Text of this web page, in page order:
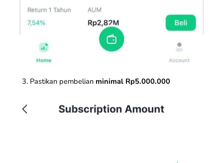
Pastikan pembelian minimal Rp5.000.000